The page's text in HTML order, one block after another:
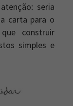
.
Planejado e
seria
carta para o
construir
simples e